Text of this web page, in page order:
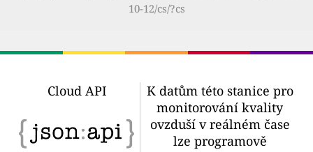
10-12/cs/?cs
Cloud API
K datům této stanice pro
monitorování kvality
ovzduší v reálném čase
lze programově